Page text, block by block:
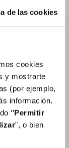
de las cookies
cookies
y mostrarte
(por ejemplo,
información.
‘’Permitir
", o bien
12,99
€